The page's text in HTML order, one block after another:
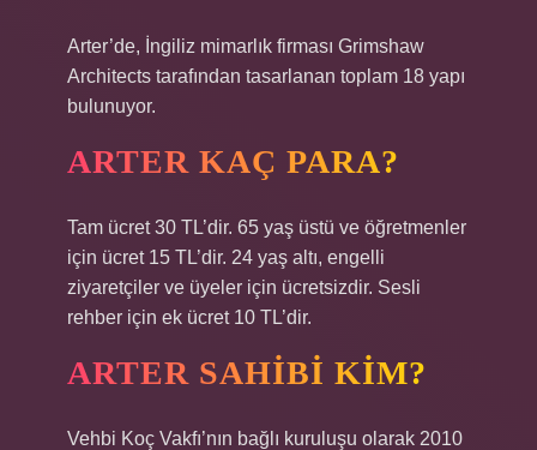
Arter’de, İngiliz mimarlık firması Grimshaw
Architects tarafından tasarlanan toplam 18 yapı
bulunuyor.
ARTER KAÇ PARA?
Tam ücret 30 TL’dir. 65 yaş üstü ve öğretmenler
için ücret 15 TL’dir. 24 yaş altı, engelli
ziyaretçiler ve üyeler için ücretsizdir. Sesli
rehber için ek ücret 10 TL’dir.
ARTER SAHIBI KIM?
Vehbi Koç Vakfı’nın bağlı kuruluşu olarak 2010